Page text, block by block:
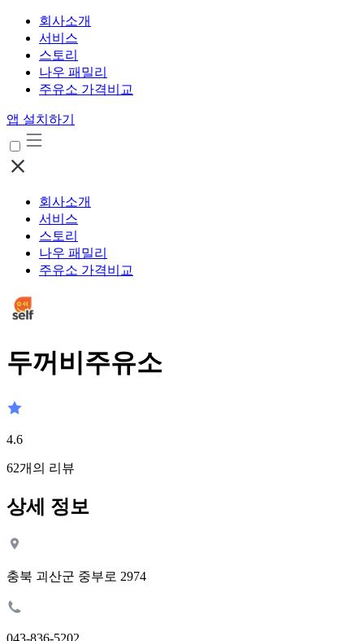
회사소개
서비스
스토리
나우 패밀리
주유소 가격비교
앱 설치하기
회사소개
서비스
스토리
나우 패밀리
주유소 가격비교
두꺼비주유소
4.6
62개의 리뷰
상세 정보
충북 괴산군 중부로 2974
043-836-5202